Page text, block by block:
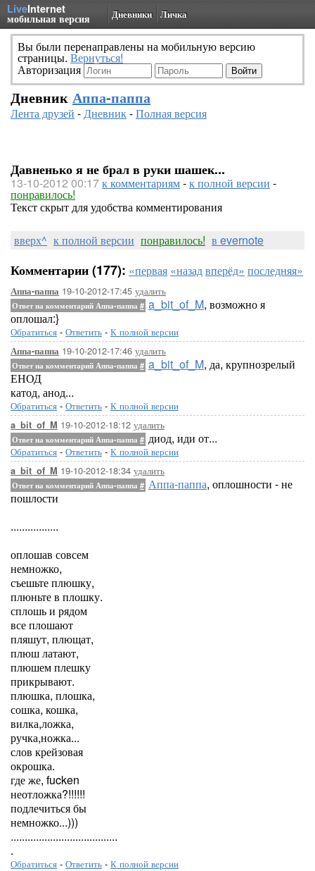
LiveInternet
мобильная версия Дневники Личка
Вы были перенаправлены на мобильную версию
страницы. Вернуться!
Авторизация
Дневник Аппа-паппа
Лента друзей -Дневник-Полная версия
Давненько я не брал в руки шашек...
13-10-2012 00:17к комментариям-к полной версии -
понравилось!
Текст скрыт для удобства комментирования
вверх^ к полной версии понравилось! в evernote
Комментарии (177): «первая «назадвперёд» последняя»
Аппа-паппа 19-10-2012-17:45 удалить
Ответ на комментарий Аппа-паппа # a_bit_of_M, возможно я
оплошал:}
Обратиться - Ответить - К полной версии
Аппа-паппа 19-10-2012-17:46 удалить
Ответ на комментарий Аппа-паппа # a_bit_of_M, да, крупнозрелый
ЕНОД
катод, анод...
Обратиться - Ответить - К полной версии
a_bit_of_M 19-10-2012-18:12 удалить
Ответ на комментарий Аппа-паппа # диод, иди от...
Обратиться - Ответить - К полной версии
a_bit_of_M 19-10-2012-18:34 удалить
Ответ на комментарий Аппа-паппа # Аппа-паппа, оплошности - не
пошлости
.................
оплошав совсем
немножко,
съешьте плюшку,
плюньте в плошку.
сплошь и рядом
все плошают
пляшут, плющат,
плюш латают,
плюшем плешку
прикрывают.
плюшка, плошка,
сошка, кошка,
вилка,ложка,
ручка,ножка...
слов крейзовая
окрошка.
где же, fucken
неотложка?!!!!!!
подлечиться бы
немножко...)))
......................................
.
Обратиться - Ответить - К полной версии